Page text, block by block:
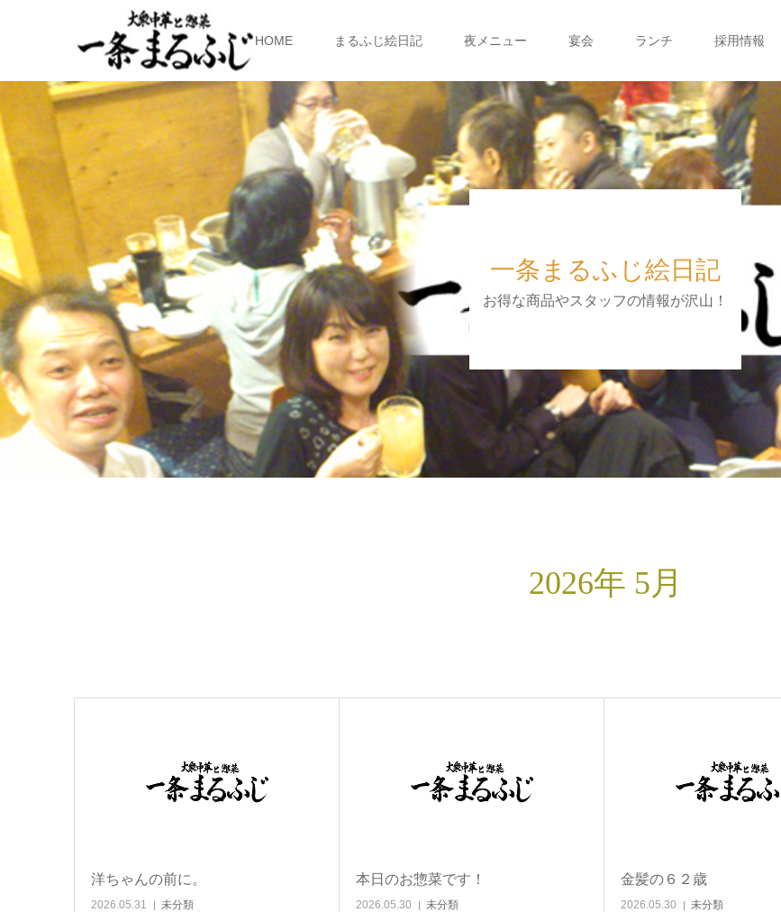
HOME まるふじ絵日記 夜メニュー 宴会 ランチ 採用情報
一条まるふじ絵日記
お得な商品やスタッフの情報が沢山！
2026年 5月
洋ちゃんの前に。
2026.05.31 未分類
本日のお惣菜です！
2026.05.30 未分類
金髪の６２歳
2026.05.30 未分類